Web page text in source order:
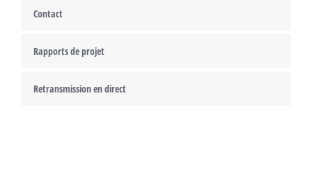
Contact
Rapports de projet
Retransmission en direct